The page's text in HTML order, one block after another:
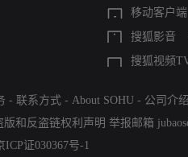
移动客户端
搜狐影音
搜狐视频
- 联系方式 - About SOHU - 公司介绍
版和反盗链权利声明 举报邮箱
ICP证030367号-1